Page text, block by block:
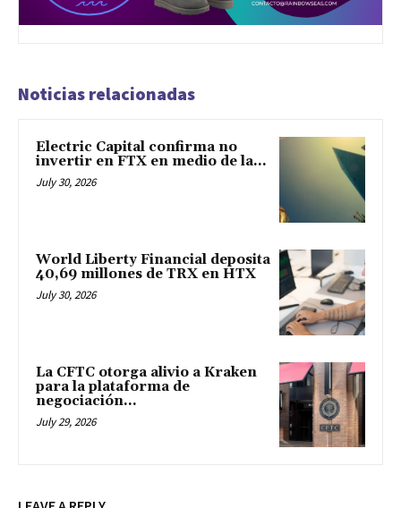
Noticias relacionadas
Electric Capital confirma no
invertir en FTX en medio de la...
July 30, 2026
World Liberty Financial deposita
40,69 millones de TRX en HTX
July 30, 2026
La CFTC otorga alivio a Kraken
para la plataforma de
negociación...
July 29, 2026